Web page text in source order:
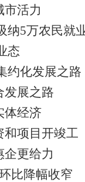
市活力
纳5万农民就
态
约化发展之路
发展之路
体经济
和项目开竣工
企更给力
比降幅收窄